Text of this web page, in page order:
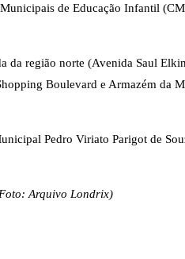
de Educação Infantil
da região norte (Avenida Saul
Boulevard e Armazém da
Pedro Viriato Parigot de
Arquivo Londrix)